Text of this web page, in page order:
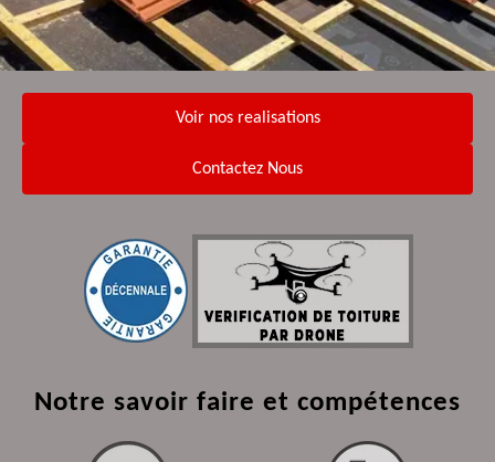
Voir nos realisations
Contactez Nous
Notre savoir faire et compétences